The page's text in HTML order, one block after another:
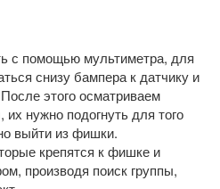
с помощью мультиметра, для
снизу бампера к датчику и
этого осматриваем
нужно подогнуть для того
выйти из фишки.
крепятся к фишке и
производя поиск группы,